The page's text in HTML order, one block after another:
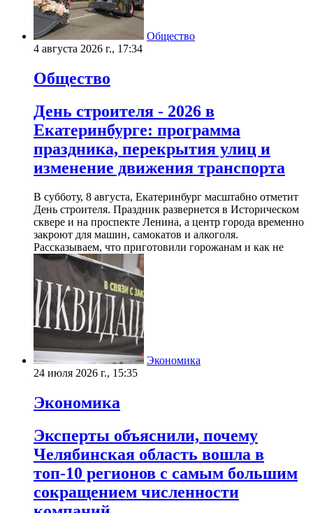
Общество
4 августа 2026 г., 17:34
Общество
День строителя - 2026 в
Екатеринбурге: программа
праздника, перекрытия улиц и
изменение движения транспорта
В субботу, 8 августа, Екатеринбург масштабно отметит
День строителя. Праздник развернется в Историческом
сквере и на проспекте Ленина, а центр города временно
закроют для машин, самокатов и алкоголя.
Рассказываем, что приготовили горожанам и как не
Экономика
24 июля 2026 г., 15:35
Экономика
Эксперты объяснили, почему
Челябинская область вошла в
топ-10 регионов с самым большим
сокращением численности